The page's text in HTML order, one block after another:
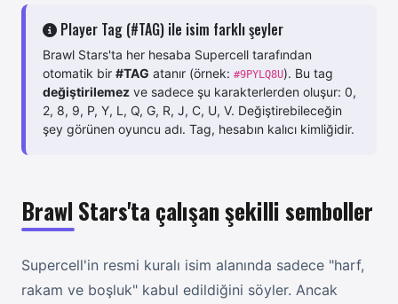
Player Tag (#TAG) ile isim farklı şeyler
Brawl Stars'ta her hesaba Supercell tarafından
otomatik bir#TAG atanır (örnek:#9PYLQ8U). Bu tag
değiştirilemez ve sadece şu karakterlerden oluşur: 0,
2, 8, 9, P, Y, L, Q, G, R, J, C, U, V. Değiştirebileceğin
şey görünen oyuncu adı. Tag, hesabın kalıcı kimliğidir.
Brawl Stars'ta çalışan şekilli semboller
Supercell'in resmi kuralı isim alanında sadece "harf,
rakam ve boşluk" kabul edildiğini söyler. Ancak